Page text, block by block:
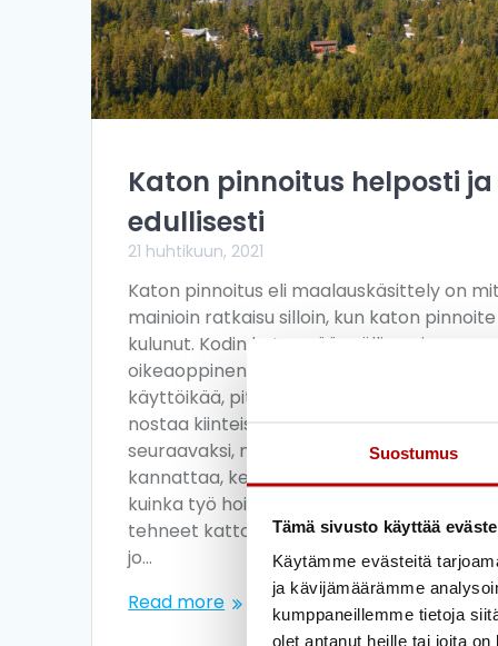
Suostumus
Tämä sivusto käyttää
Käytämme evästeitä
ja kävijämäärämme
kumppaneillemme tietoja
olet antanut heille tai joita
Katon pinnoitus helposti ja
edullisesti
21 huhtikuun, 2021
Katon pinnoitus eli maalauskäsittely on
mainioin ratkaisu silloin, kun katon
kulunut. Kodin katon säännöllinen ja
oikeaoppinen huolto pidentää katon
käyttöikää, pitää sen toimintakykyisenä
nostaa kiinteistön arvoa. Kerromme
seuraavaksi, milloin katon pinnoitus
kannattaa, kenen se on fiksuinta tehdä ja
kuinka työ hoituu vaihe vaiheelta. Olemme
tehneet kattopinnoituksia tiili- ja
jo…
Read more